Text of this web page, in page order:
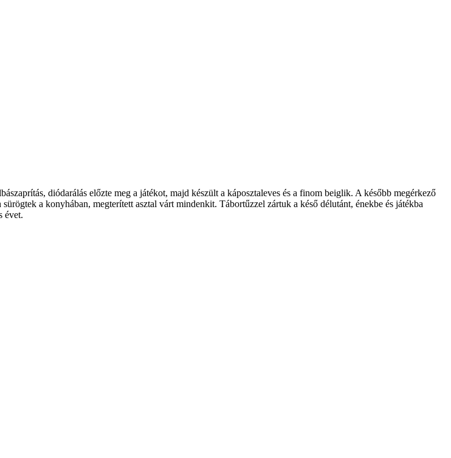
diódarálás előzte meg a játékot, majd készült a káposztaleves és a finom beiglik. A később megérkező
a konyhában, megterített asztal várt mindenkit. Tábortűzzel zártuk a késő délutánt, énekbe és játékba
évet.